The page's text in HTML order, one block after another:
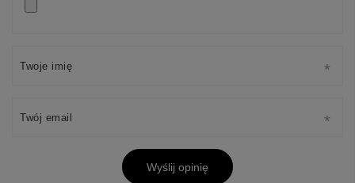
Twoje imię
Twój email
Wyślij opinię